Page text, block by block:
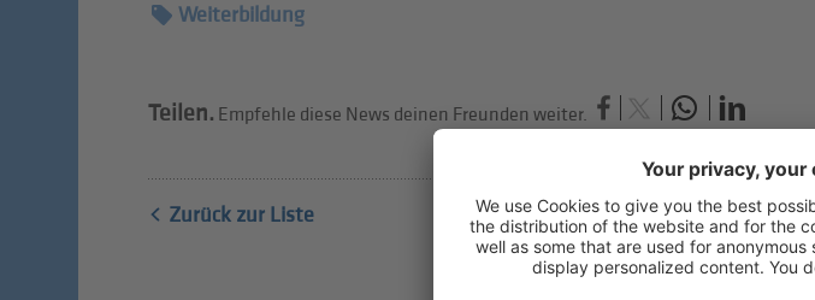
Weiterbildung
Teilen. Empfehle diese News deinen Freunden weiter.
Zurück zur Liste